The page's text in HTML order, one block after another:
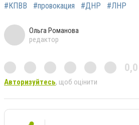
#КПВВ #провокация #ДНР #ЛНР
Ольга Романова
редактор
0,0
Авторизуйтесь, щоб оцінити